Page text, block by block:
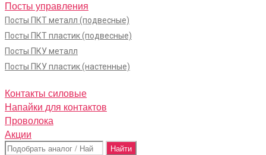
Посты управления
Посты ПКТ металл (подвесные)
Посты ПКТ пластик (подвесные)
Посты ПКУ металл
Посты ПКУ пластик (настенные)
Контакты силовые
Напайки для контактов
Проволока
Акции
Поиск: